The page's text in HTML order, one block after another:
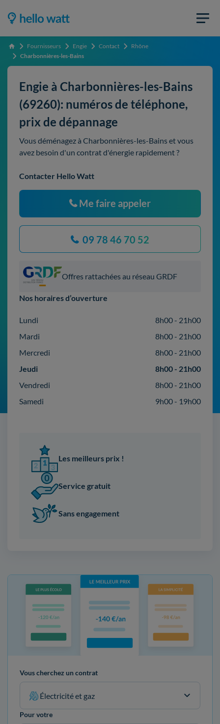
Accueil Fournisseurs Engie Contact
Rhône
Charbonnières-les-Bains
Engie à Charbonnières-les-Bains
(69260): numéros de téléphone,
prix de dépannage
Vous déménagez à Charbonnières-les-Bains et vous
avez besoin d'un contrat d'énergie rapidement ?
Contacter Hello Watt
Me faire appeler
09 78 46 70 52
Offres rattachées au réseau GRDF
Nos horaires d’ouverture
Lundi
8h00 - 21h00
Mardi
8h00 - 21h00
Mercredi
8h00 - 21h00
Jeudi
8h00 - 21h00
Vendredi
8h00 - 21h00
Samedi
9h00 - 19h00
Les meilleurs prix !
Service gratuit
Sans engagement
Vous cherchez un contrat
Électricité et gaz
Pour votre